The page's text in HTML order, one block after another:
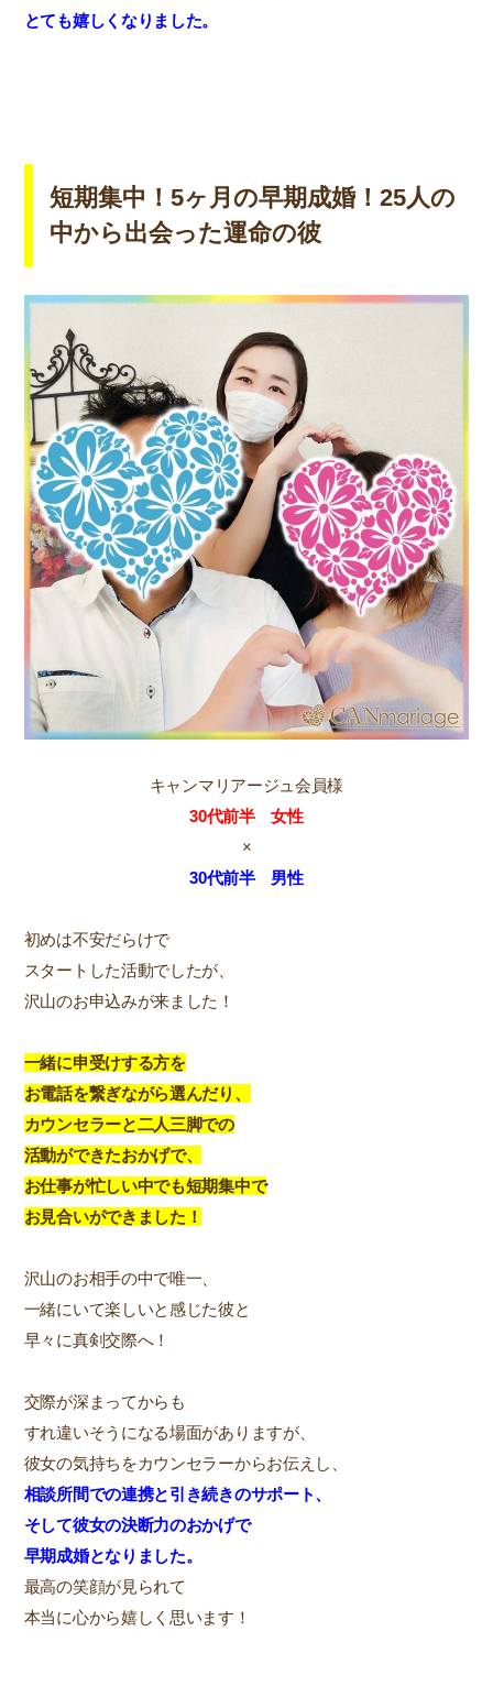
とても嬉しくなりました。
短期集中！5ヶ月の早期成婚！25人の
中から出会った運命の彼
キャンマリアージュ会員様
30代前半 女性
×
30代前半 男性
初めは不安だらけで
スタートした活動でしたが、
沢山のお申込みが来ました！
一緒に申受けする方を
お電話を繋ぎながら選んだり、
カウンセラーと二人三脚での
活動ができたおかげで、
お仕事が忙しい中でも短期集中で
お見合いができました！
沢山のお相手の中で唯一、
一緒にいて楽しいと感じた彼と
早々に真剣交際へ！
交際が深まってからも
すれ違いそうになる場面がありますが、
彼女の気持ちをカウンセラーからお伝えし、
相談所間での連携と引き続きのサポート、
そして彼女の決断力のおかげで
早期成婚となりました。
最高の笑顔が見られて
本当に心から嬉しく思います！